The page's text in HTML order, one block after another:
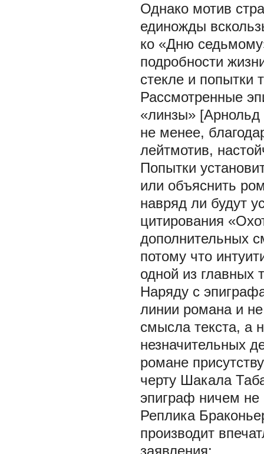
Однако мотив
единожды
ко «Дню
подробности
стекле и попытки
Рассмотренные
«линзы» [Арнольд
не менее,
лейтмотив,
Попытки
или объяснить
навряд ли будут
цитирования
дополнительных
потому что
одной из главных
Наряду с
линии романа и
смысла текста, а
незначительных
романе
черту Шакала
эпиграф ничем не
Реплика
производит
заявления: